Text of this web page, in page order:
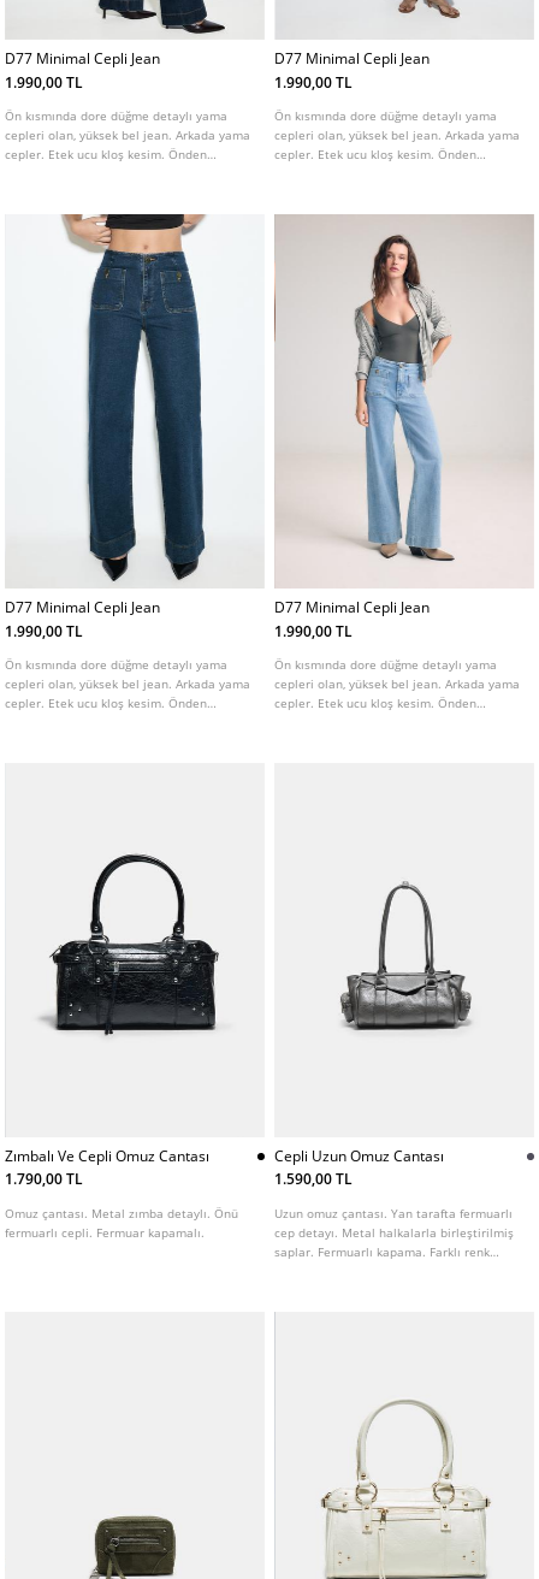
D77 Minimal Cepli Jean
1.990,00 TL
Ön kısmında dore düğme detaylı yama
cepleri olan, yüksek bel jean. Arkada yama
cepler. Etek ucu kloş kesim. Önden
D77 Minimal Cepli Jean
1.990,00 TL
Ön kısmında dore düğme detaylı yama
cepleri olan, yüksek bel jean. Arkada yama
cepler. Etek ucu kloş kesim. Önden
D77 Minimal Cepli Jean
1.990,00 TL
Ön kısmında dore düğme detaylı yama
cepleri olan, yüksek bel jean. Arkada yama
cepler. Etek ucu kloş kesim. Önden
D77 Minimal Cepli Jean
1.990,00 TL
Ön kısmında dore düğme detaylı yama
cepleri olan, yüksek bel jean. Arkada yama
cepler. Etek ucu kloş kesim. Önden
Zımbalı Ve Cepli Omuz Cantası
1.790,00 TL
Omuz çantası. Metal zımba detaylı. Önü
fermuarlı cepli. Fermuar kapamalı.
Cepli Uzun Omuz Cantası
1.590,00 TL
Uzun omuz çantası. Yan tarafta fermuarlı
cep detayı. Metal halkalarla birleştirilmiş
saplar. Fermuarlı kapama. Farklı renk